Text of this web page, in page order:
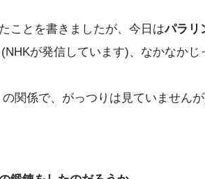
ことを書きましたが、今日はパラリ
が発信しています)、なかなか
関係で、がっつりは見ていません